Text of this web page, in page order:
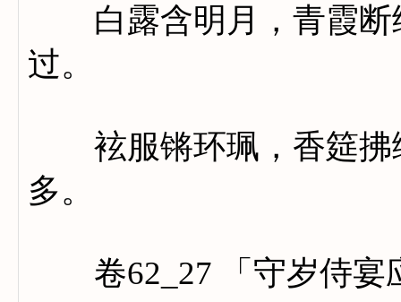
白露含明月，青霞断
过。
袨服锵环珮，香筵拂
多。
卷62_27 「守岁侍宴